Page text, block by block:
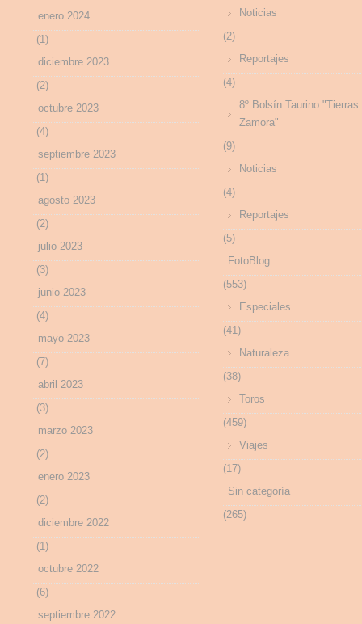
enero 2024
(1)
diciembre 2023
(2)
octubre 2023
(4)
septiembre 2023
(1)
agosto 2023
(2)
julio 2023
(3)
junio 2023
(4)
mayo 2023
(7)
abril 2023
(3)
marzo 2023
(2)
enero 2023
(2)
diciembre 2022
(1)
octubre 2022
(6)
septiembre 2022
Noticias
(2)
Reportajes
(4)
8º Bolsín Taurino "Tierras
Zamora"
(9)
Noticias
(4)
Reportajes
(5)
FotoBlog
(553)
Especiales
(41)
Naturaleza
(38)
Toros
(459)
Viajes
(17)
Sin categoría
(265)